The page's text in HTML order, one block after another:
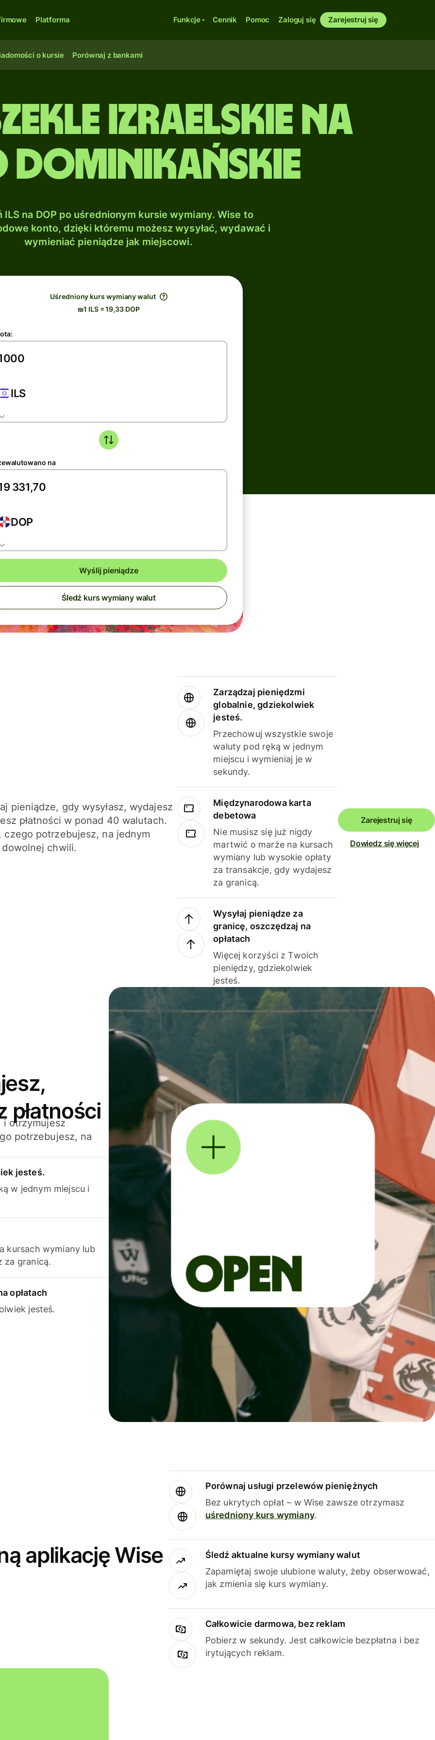
Platforma Funkcje Cennik Pomoc Zaloguj się Zarejestruj się
o kursie Porównaj z bankami
izraelskie na
dominikańskie
ILS na DOP po uśrednionym kursie wymiany. Wise to
konto, dzięki któremu możesz wysyłać, wydawać i
wymieniać pieniądze jak miejscowi.
Uśredniony kurs wymiany walut
₪1 ILS = 19,33 DOP
ILS
na
DOP
Wyślij pieniądze
Śledź kurs wymiany walut
pieniądze, gdy wysyłasz, wydajesz
płatności w ponad 40 walutach.
czego potrzebujesz, na jednym
chwili.
Zarządzaj pieniędzmi
globalnie, gdziekolwiek
jesteś.
Przechowuj wszystkie swoje
waluty pod ręką w jednym
miejscu i wymieniaj je w
sekundy.
Międzynarodowa karta
debetowa
Nie musisz się już nigdy
martwić o marże na kursach
wymiany lub wysokie opłaty
za transakcje, gdy wydajesz
za granicą.
Wysyłaj pieniądze za
granicę, oszczędzaj na
opłatach
Więcej korzyści z Twoich
pieniędzy, gdziekolwiek
jesteś.
Zarejestruj się
Dowiedz się więcej
płatności
i otrzymujesz
potrzebujesz, na
jesteś.
w jednym miejscu i
kursach wymiany lub
za granicą.
opłatach
jesteś.
aplikację Wise
Porównaj usługi przelewów pieniężnych
Bez ukrytych opłat – w Wise zawsze otrzymasz
uśredniony kurs wymiany.
Śledź aktualne kursy wymiany walut
Zapamiętaj swoje ulubione waluty, żeby obserwować,
jak zmienia się kurs wymiany.
Całkowicie darmowa, bez reklam
Pobierz w sekundy. Jest całkowicie bezpłatna i bez
irytujących reklam.